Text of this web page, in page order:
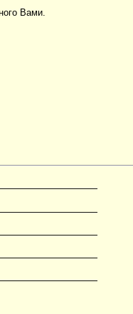
Вами.